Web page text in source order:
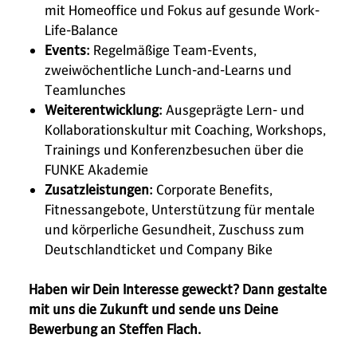
mit Homeoffice und Fokus auf gesunde Work-
Life-Balance
Events: Regelmäßige Team-Events,
zweiwöchentliche Lunch-and-Learns und
Teamlunches
Weiterentwicklung: Ausgeprägte Lern- und
Kollaborationskultur mit Coaching, Workshops,
Trainings und Konferenzbesuchen über die
FUNKE Akademie
Zusatzleistungen: Corporate Benefits,
Fitnessangebote, Unterstützung für mentale
und körperliche Gesundheit, Zuschuss zum
Deutschlandticket und Company Bike
Haben wir Dein Interesse geweckt? Dann gestalte
mit uns die Zukunft und sende uns Deine
Bewerbung an Steffen Flach.